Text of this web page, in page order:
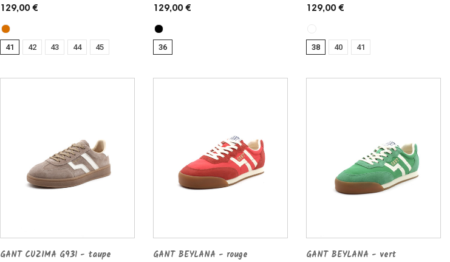
129,00 €
41 42 43 44 45
129,00 €
36
129,00 €
38 40 41
GANT CUZIMA G931 - taupe GANT BEYLANA - rouge GANT BEYLANA - vert